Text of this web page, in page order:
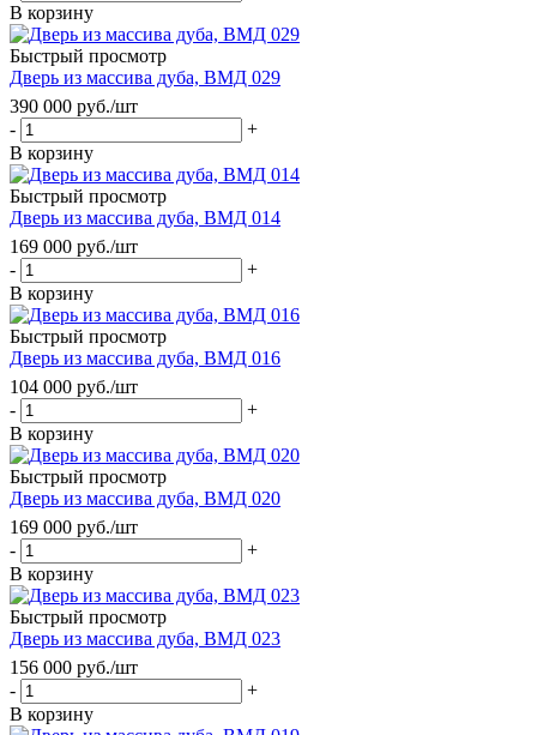
В корзину
Быстрый просмотр
Дверь из массива дуба, ВМД 029
390 000 руб./шт
-
+
В корзину
Быстрый просмотр
Дверь из массива дуба, ВМД 014
169 000 руб./шт
-
+
В корзину
Быстрый просмотр
Дверь из массива дуба, ВМД 016
104 000 руб./шт
-
+
В корзину
Быстрый просмотр
Дверь из массива дуба, ВМД 020
169 000 руб./шт
-
+
В корзину
Быстрый просмотр
Дверь из массива дуба, ВМД 023
156 000 руб./шт
-
+
В корзину